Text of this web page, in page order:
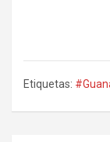
Etiquetas: